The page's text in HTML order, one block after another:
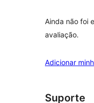
Ainda não foi
avaliação.
Adicionar
Suporte